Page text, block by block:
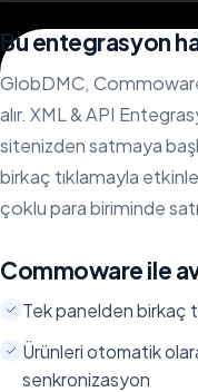
Bu entegrasyon
GlobDMC,
alır. XML & API
sitenizden satmaya
birkaç tıklamayla
çoklu para biriminde
Commoware ile
Tek panelden birkaç
Ürünleri otomatik
senkronizasyon